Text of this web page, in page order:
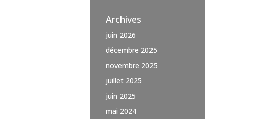
Archives
juin 2026
décembre 2025
novembre 2025
juillet 2025
juin 2025
mai 2024